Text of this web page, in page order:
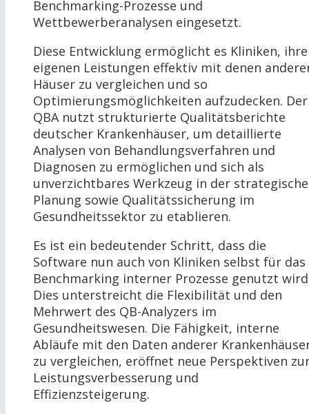
Benchmarking-Prozesse und
Wettbewerberanalysen eingesetzt.
Diese Entwicklung ermöglicht es Kliniken, ihre
eigenen Leistungen effektiv mit denen
Häuser zu vergleichen und so
Optimierungsmöglichkeiten aufzudecken. Der
QBA nutzt strukturierte Qualitätsberichte
deutscher Krankenhäuser, um detaillierte
Analysen von Behandlungsverfahren und
Diagnosen zu ermöglichen und sich als
unverzichtbares Werkzeug in der
Planung sowie Qualitätssicherung im
Gesundheitssektor zu etablieren.
Es ist ein bedeutender Schritt, dass die
Software nun auch von Kliniken selbst für das
Benchmarking interner Prozesse genutzt
Dies unterstreicht die Flexibilität und den
Mehrwert des QB-Analyzers im
Gesundheitswesen. Die Fähigkeit, interne
Abläufe mit den Daten anderer
zu vergleichen, eröffnet neue Perspektiven
Leistungsverbesserung und
Effizienzsteigerung.